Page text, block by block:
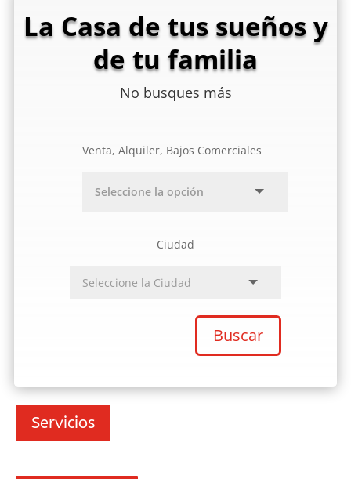
La Casa de tus sueños y
de tu familia
No busques más
Venta, Alquiler, Bajos Comerciales
Ciudad
Buscar
Servicios